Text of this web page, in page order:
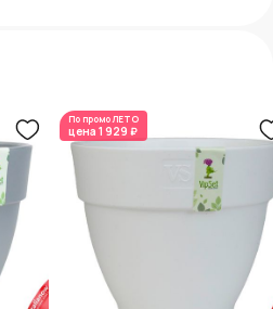
По промоЛЕТО
цена 1 929 ₽